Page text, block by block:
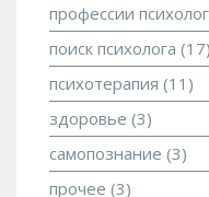
профессии
поиск психолога (17)
психотерапия (11)
здоровье (3)
самопознание (3)
прочее (3)